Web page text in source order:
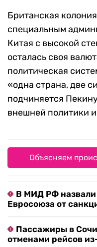
Британская
специальным
Китая с высокой
осталась своя
политическая
«одна страна, две
подчиняется
внешней политики
Объясняем
В МИД РФ
Евросоюза от
Пассажиры в
отменами рейсов